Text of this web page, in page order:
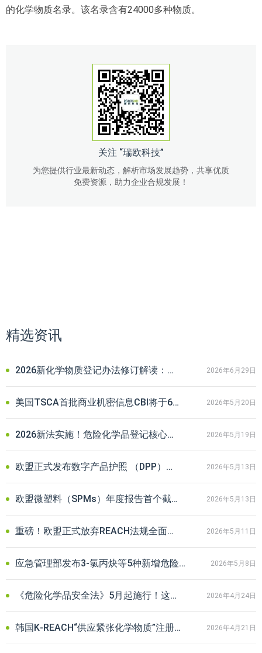
的化学物质名录。该名录含有24000多种物质。
关注 “瑞欧科技”
为您提供行业最新动态，解析市场发展趋势，共享优质
免费资源，助力企业合规发展！
精选资讯
2026新化学物质登记办法修订解读：企业合规要点与常见问题解答 2026年6月29日
美国TSCA首批商业机密信息CBI将于6月到期！企业延期申请全攻略 2026年5月20日
2026新法实施！危险化学品登记核心审核要点与企业合规避坑指南 2026年5月19日
欧盟正式发布数字产品护照 （DPP）注册系统实施条例草案！出口企业注意 2026年5月13日
欧盟微塑料（SPMs）年度报告首个截止期将至，相关企业请立即行动 2026年5月13日
重磅！欧盟正式放弃REACH法规全面修订，给出口企业释放哪些信号？ 2026年5月11日
应急管理部发布3-氯丙炔等5种新增危险化学品分类信息及最新监管要求 2026年5月8日
《危险化学品安全法》5月起施行！这份企业合规自查清单务必收藏 2026年4月24日
韩国K‑REACH“供应紧张化学物质”注册特例启动：出口企业迎新机遇 2026年4月21日